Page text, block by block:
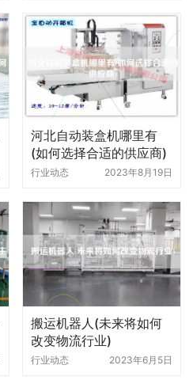
河北自动装盒机哪里有
(如何选择合适的供应商)
行业动态 2023年8月19日
搬运机器人(未来将如何
改变物流行业)
行业动态 2023年6月5日